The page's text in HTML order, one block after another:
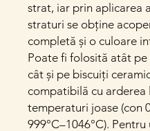
strat, iar prin aplicarea
straturi se obține
completă și o culoare
Poate fi folosită atât pe
cât și pe biscuiți
compatibilă cu arderea
temperaturi joase (con
999°C–1046°C).